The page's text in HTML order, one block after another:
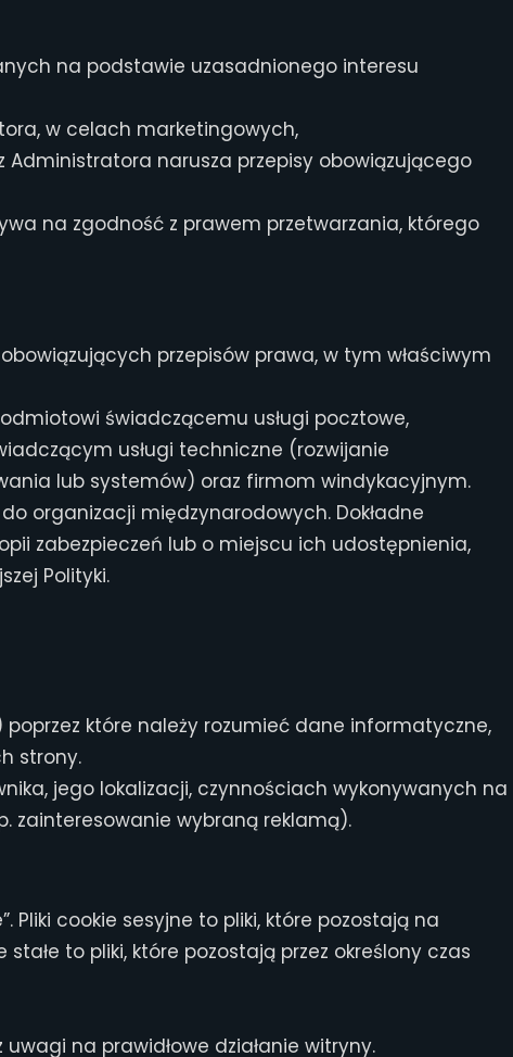
na podstawie uzasadnionego interesu
w celach marketingowych,
narusza przepisy obowiązującego
na zgodność z prawem przetwarzania, którego
przepisów prawa, w tym właściwym
świadczącemu usługi pocztowe,
usługi techniczne (rozwijanie
lub systemów) oraz firmom windykacyjnym.
organizacji międzynarodowych. Dokładne
zabezpieczeń lub o miejscu ich udostępnienia,
Polityki.
które należy rozumieć dane informatyczne,
strony.
jego lokalizacji, czynnościach wykonywanych na
zainteresowanie wybraną reklamą).
Pliki cookie sesyjne to pliki, które pozostają na
to pliki, które pozostają przez określony czas
na prawidłowe działanie witryny.